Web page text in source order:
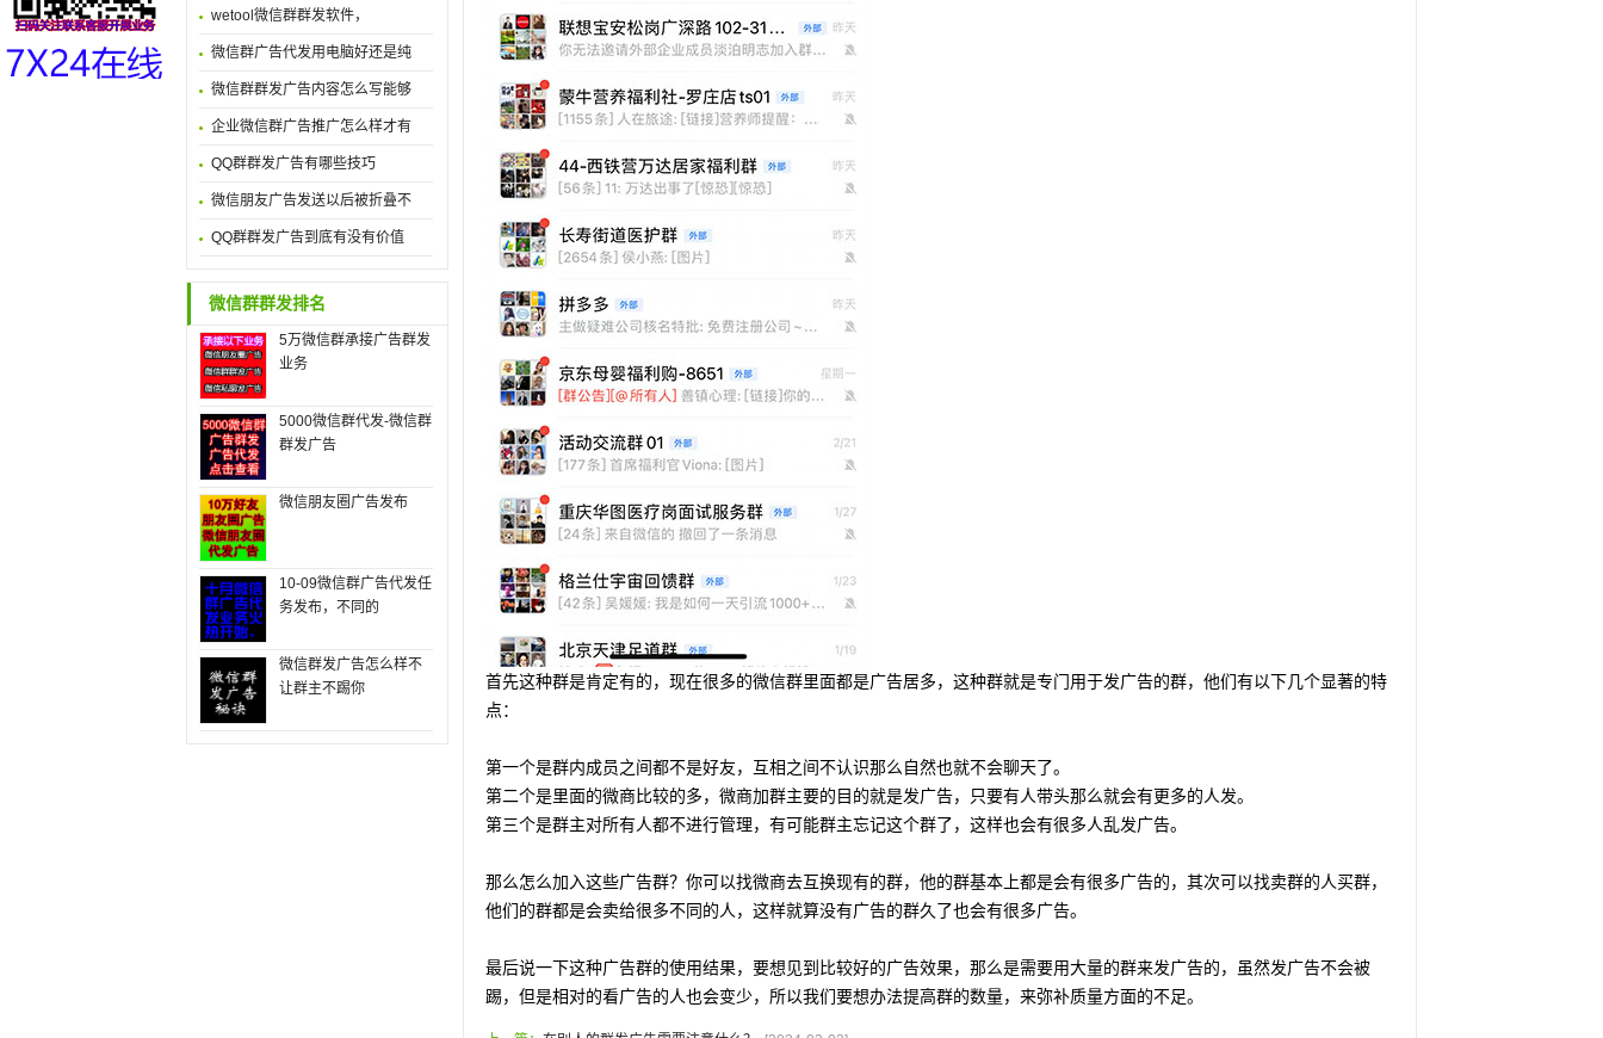
wetool微信群群发软件，
微信群广告代发用电脑好还是纯
微信群群发广告内容怎么写能够
企业微信群广告推广怎么样才有
QQ群群发广告有哪些技巧
微信朋友广告发送以后被折叠不
QQ群群发广告到底有没有价值
微信群群发排名
5万微信群承接广告群发
业务
5000微信群代发-微信群
群发广告
微信朋友圈广告发布
10-09微信群广告代发任
务发布，不同的
微信群发广告怎么样不
让群主不踢你
首先这种群是肯定有的，现在很多的微信群里面都是广告居多，这种群就是专门用于发广告的群，他们有以下几个显著的特
点：
第一个是群内成员之间都不是好友，互相之间不认识那么自然也就不会聊天了。
第二个是里面的微商比较的多，微商加群主要的目的就是发广告，只要有人带头那么就会有更多的人发。
第三个是群主对所有人都不进行管理，有可能群主忘记这个群了，这样也会有很多人乱发广告。
那么怎么加入这些广告群？你可以找微商去互换现有的群，他的群基本上都是会有很多广告的，其次可以找卖群的人买群，
他们的群都是会卖给很多不同的人，这样就算没有广告的群久了也会有很多广告。
最后说一下这种广告群的使用结果，要想见到比较好的广告效果，那么是需要用大量的群来发广告的，虽然发广告不会被
踢，但是相对的看广告的人也会变少，所以我们要想办法提高群的数量，来弥补质量方面的不足。